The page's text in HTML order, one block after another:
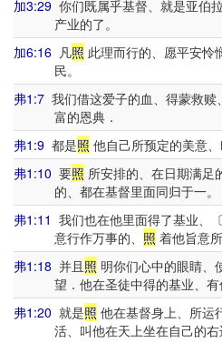
加3:29 你们既属乎基督、就是亚伯
产业的了。
加6:16 凡照 此理而行的、愿平安
民。
弗1:7 我们借这爱子的血、得蒙救赎
富的恩典．
弗1:9 都是照 他自己所预定的美意、
弗1:10 要照 所安排的、在日期满足
的、都在基督里面同归于一。
弗1:11 我们也在他里面得了基业、
意行作万事的、 照 着他旨意
弗1:18 并且 照 明你们心中的眼睛、
望．他在圣徒中得的基业、有
弗1:20 就是照 他在基督身上、所运
活、叫他在天上坐在自己的右